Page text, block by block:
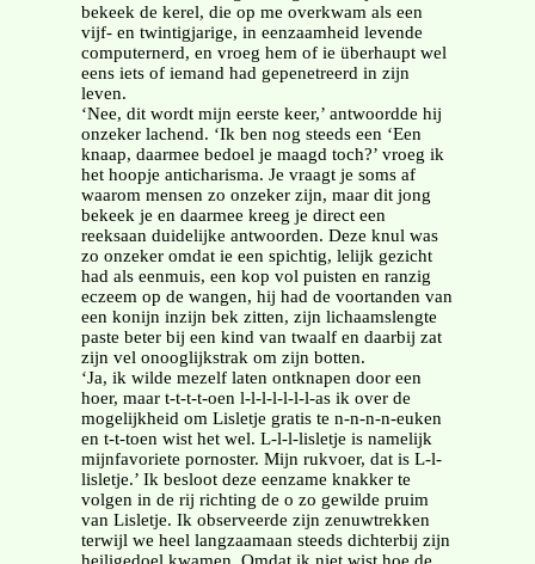
bekeek de kerel, die op me overkwam als een
vijf- en twintigjarige, in eenzaamheid levende
computernerd, en vroeg hem of ie überhaupt wel
eens iets of iemand had gepenetreerd in zijn
leven.
‘Nee, dit wordt mijn eerste keer,’ antwoordde hij
onzeker lachend. ‘Ik ben nog steeds een ‘Een
knaap, daarmee bedoel je maagd toch?’ vroeg ik
het hoopje anticharisma. Je vraagt je soms af
waarom mensen zo onzeker zijn, maar dit jong
bekeek je en daarmee kreeg je direct een
reeksaan duidelijke antwoorden. Deze knul was
zo onzeker omdat ie een spichtig, lelijk gezicht
had als eenmuis, een kop vol puisten en ranzig
eczeem op de wangen, hij had de voortanden van
een konijn inzijn bek zitten, zijn lichaamslengte
paste beter bij een kind van twaalf en daarbij zat
zijn vel onooglijkstrak om zijn botten.
‘Ja, ik wilde mezelf laten ontknapen door een
hoer, maar t-t-t-t-oen l-l-l-l-l-l-l-as ik over de
mogelijkheid om Lisletje gratis te n-n-n-n-euken
en t-t-toen wist het wel. L-l-l-lisletje is namelijk
mijnfavoriete pornoster. Mijn rukvoer, dat is L-l-
lisletje.’ Ik besloot deze eenzame knakker te
volgen in de rij richting de o zo gewilde pruim
van Lisletje. Ik observeerde zijn zenuwtrekken
terwijl we heel langzaamaan steeds dichterbij zijn